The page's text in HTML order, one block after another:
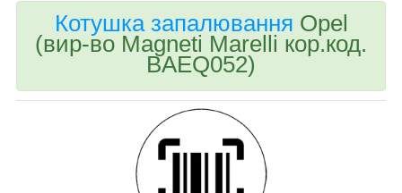
Котушка запалювання Opel
(вир-во Magneti Marelli кор.код.
BAEQ052)